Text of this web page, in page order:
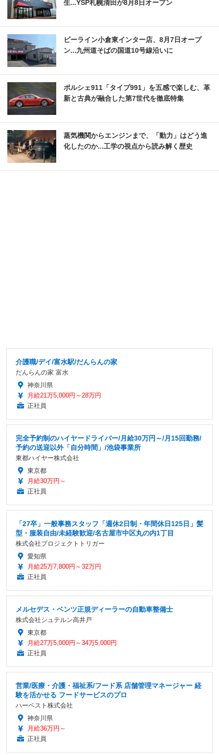
生...YSP札幌清田が8月8日オープン
ビーライン小倉東インター店、8月7日オープ
ン...九州道そばの国道10号線沿いに
ポルシェ911「タイプ991」を五感で楽しむ、革
新と古典が融合した第7世代を徹底特集
蒸気機関からエンジンまで、「動力」はどう進
化したのか...工学の視点から読み解く歴史
介護職/デイ/富水駅/だんらんの家
だんらんの家 富水
神奈川県
月給21万5,000円～28万円
正社員
完全予約制のハイヤードライバー/月給30万円～/月15回勤務/
予約の送迎以外「自分時間」/池袋事業所
東都ハイヤー株式会社
東京都
月給30万円～
正社員
「27卒」一般事務スタッフ「週休2日制・年間休日125日」髪
型・服装自由/未経験歓迎/名古屋市中区丸の内1丁目
株式会社プロジェクトトリガー
愛知県
月給25万7,800円～32万円
正社員
メルセデス・ベンツ正規ディーラーの自動車整備士
株式会社シュテルン高井戸
東京都
月給27万5,000円～34万5,000円
正社員
営業/医療・介護・福祉系/フード系 店舗管理マネージャー 経
験を活かせる フードサービスのプロ
ハーベスト株式会社
神奈川県
月給36万円～
正社員